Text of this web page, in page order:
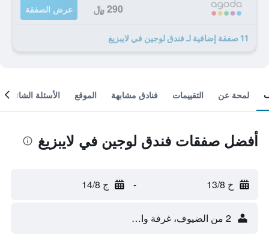
290 ﷼ عرض الصفقة
11 صفقة إضافية لـ فندق لوجين في لايبزيغ
لمحة عن التقييمات فنادق مشابهة الموقع الأسئلة الشائعة
أفضل صفقات فندق لوجين في لايبزيغ
خ 13/8 - ج 14/8
2 من الضيوف، غرفة واحدة